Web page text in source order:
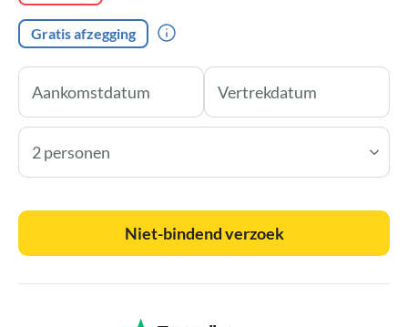
Gratis afzegging
2 personen
Niet-bindend verzoek